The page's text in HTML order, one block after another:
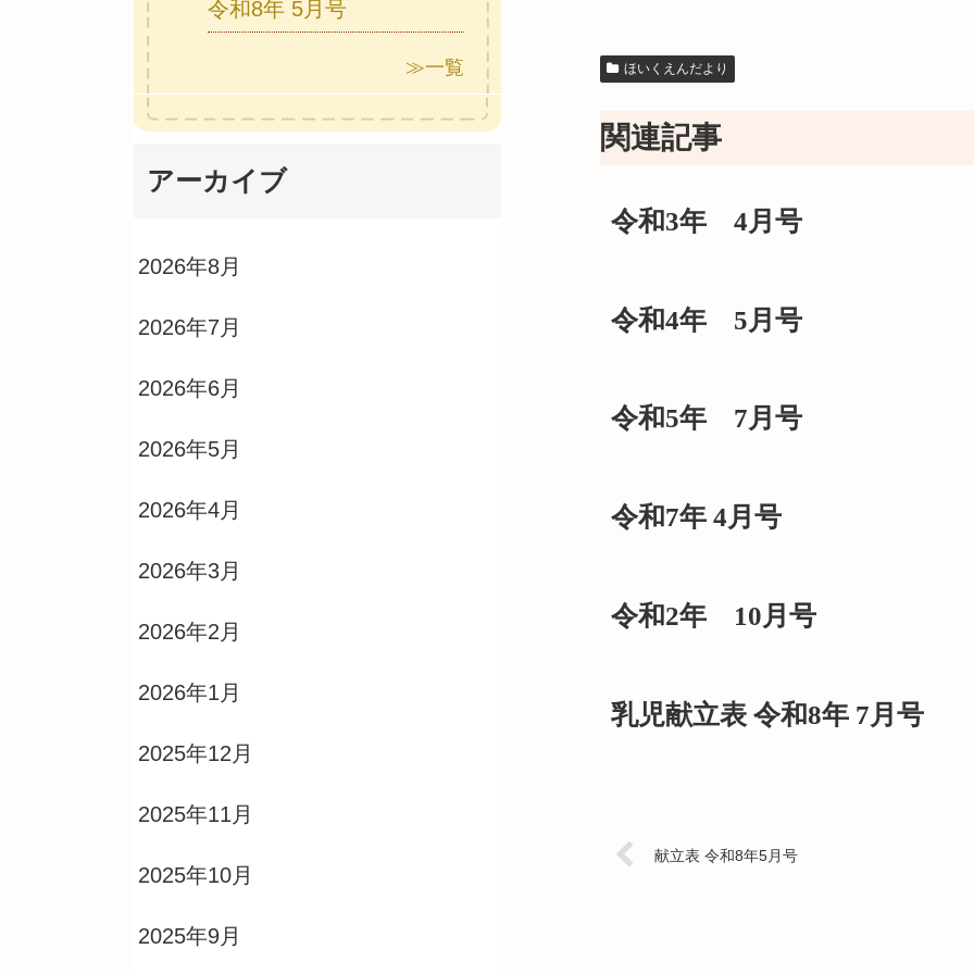
ほいくえんだより
関連記事
令和3年 4月号
令和4年 5月号
令和5年 7月号
令和7年 4月号
令和2年 10月号
乳児献立表 令和8年 7月号
献立表 令和8年5月号
令和8年 5月号
≫一覧
アーカイブ
2026年8月
2026年7月
2026年6月
2026年5月
2026年4月
2026年3月
2026年2月
2026年1月
2025年12月
2025年11月
2025年10月
2025年9月